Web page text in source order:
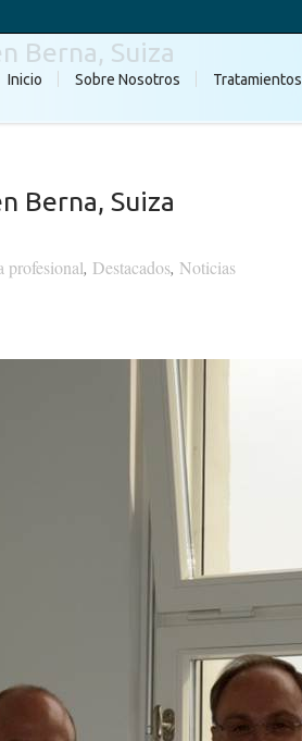
Inicio Sobre Nosotros Tratamientos
Berna, Suiza
Berna, Suiza
profesional, Destacados, Noticias